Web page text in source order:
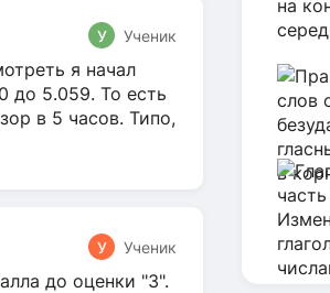
У Ученик
я начал
до 5.059. То есть
в 5 часов. Типо,
У Ученик
до оценки "3".